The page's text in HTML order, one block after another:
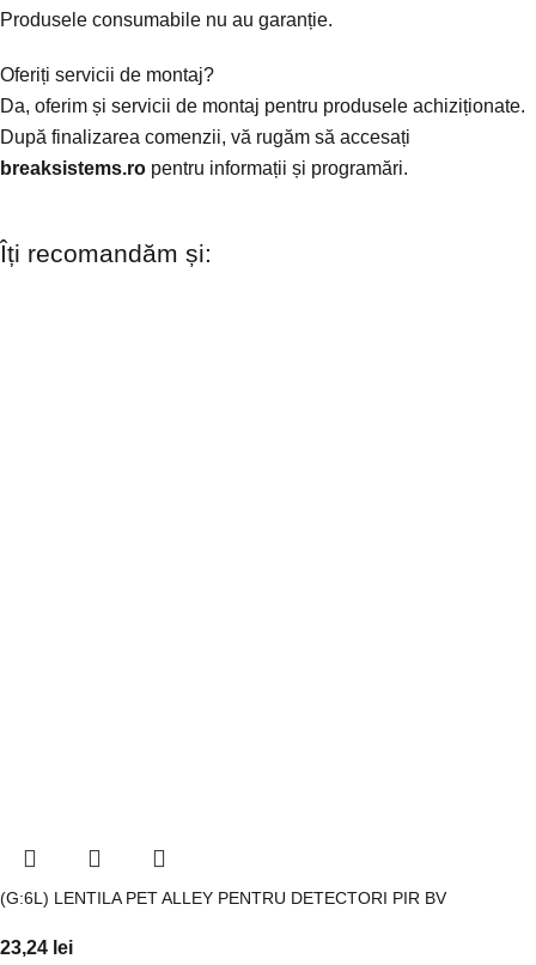
Produsele consumabile nu au garanție.
Oferiți servicii de montaj?
Da, oferim și servicii de montaj pentru produsele achiziționate.
După finalizarea comenzii, vă rugăm să accesați
breaksistems.ro pentru informații și programări.
Îți recomandăm și:
(G:6L) LENTILA PET ALLEY PENTRU DETECTORI PIR BV
23,24 lei